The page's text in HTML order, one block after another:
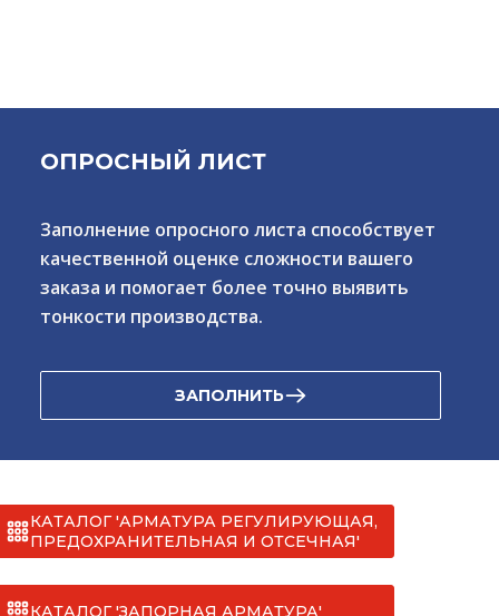
ОПРОСНЫЙ ЛИСТ
Заполнение опросного листа способствует
качественной оценке сложности вашего
заказа и помогает более точно выявить
тонкости производства.
ЗАПОЛНИТЬ
КАТАЛОГ 'АРМАТУРА РЕГУЛИРУЮЩАЯ,
ПРЕДОХРАНИТЕЛЬНАЯ И ОТСЕЧНАЯ'
КАТАЛОГ 'ЗАПОРНАЯ АРМАТУРА'